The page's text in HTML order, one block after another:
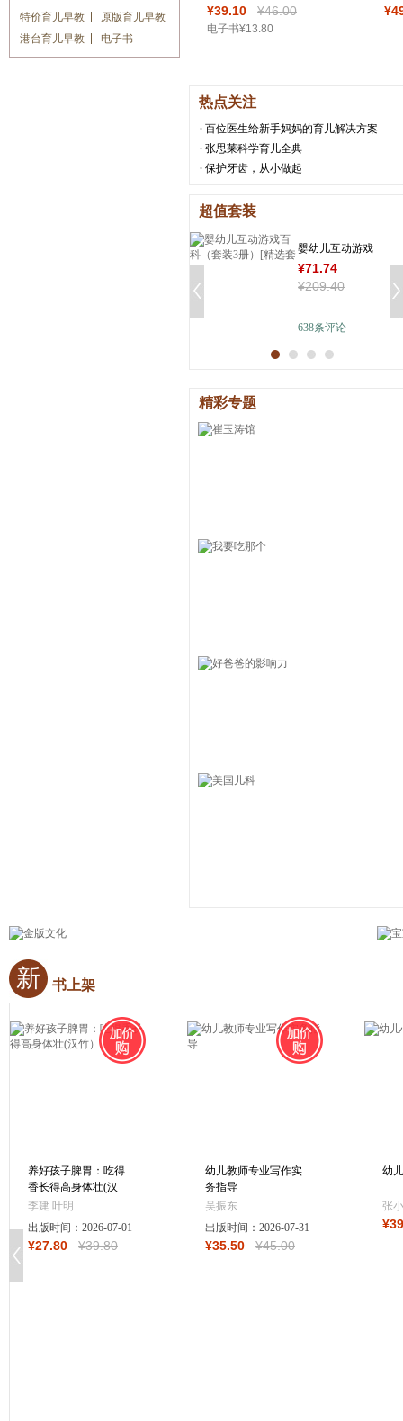
特价育儿早教
原版育儿早教
港台育儿早教
电子书
幼儿园
¥39.10 ¥46.00
电子书¥13.80
玛
¥
热点关注
百位医生给新手妈妈的育儿解决方案
张思莱科学育儿全典
保护牙齿，从小做起
超值套装
638条评论
婴幼儿互动游戏
百科（套装3册）
[精选套装]
¥71.74
¥209.40
精彩专题
新 书上架
养好孩子脾胃：吃得
香长得高身体壮(汉
竹）
李建 叶明
出版时间： 2026-07-01
¥27.80 ¥39.80
幼儿教师专业写作实
务指导
吴振东
出版时间： 2026-07-31
¥35.50 ¥45.00
幼
张
¥39